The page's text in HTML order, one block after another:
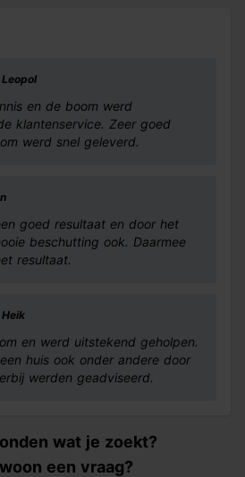
en de boom werd
klantenservice. Zeer goed
werd snel geleverd.
goed resultaat en door het
beschutting ook. Daarmee
resultaat.
en werd uitstekend geholpen.
huis ook onder andere door
werden geadviseerd.
wat je zoekt?
een vraag?